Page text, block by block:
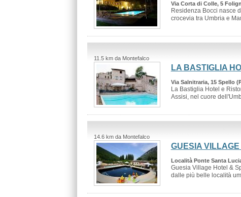
Via Corta di Colle, 5
Residenza Bocci nasce
crocevia tra Umbria e
11.5 km da Montefalco
LA BASTIGLIA
Via Salnitraria, 15 Spello
La Bastiglia Hotel e
Assisi, nel cuore
14.6 km da Montefalco
GUESIA
Località Ponte Santa
Guesia Village Hotel &
dalle più belle località